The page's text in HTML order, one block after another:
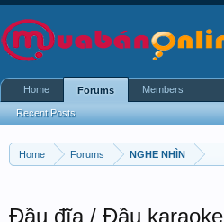
Home Forums NGHE NHÌN
Đầu đĩa / Đầu karaoke
Home Forums
Recent Posts
Members